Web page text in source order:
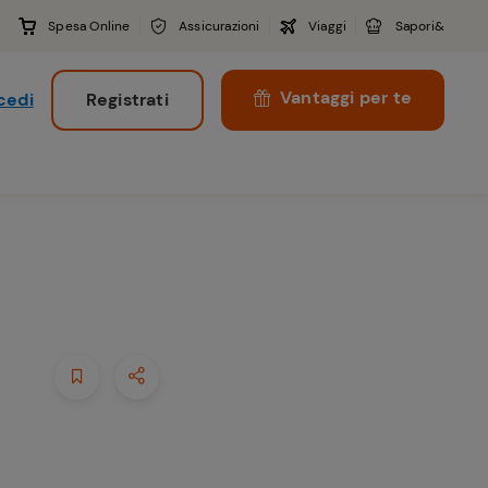
Spesa Online Assicurazioni Viaggi Sapori&
Registrati Vantaggi per te